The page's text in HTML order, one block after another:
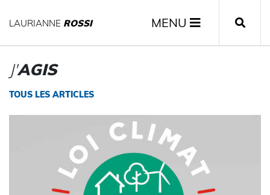
LAURIANNE ROSSI MENU
J'AGIS
TOUS LES ARTICLES